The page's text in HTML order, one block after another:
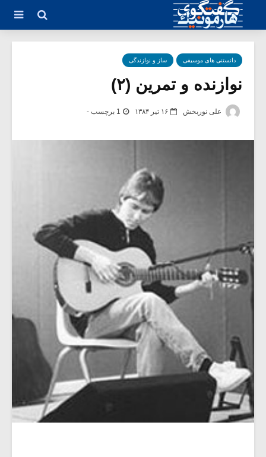
دانستنی های موسیقی ساز و نوازندگی
نوازنده و تمرین (۲)
علی نوربخش ۱۶ تیر ۱۳۸۴ 1 برچسب -